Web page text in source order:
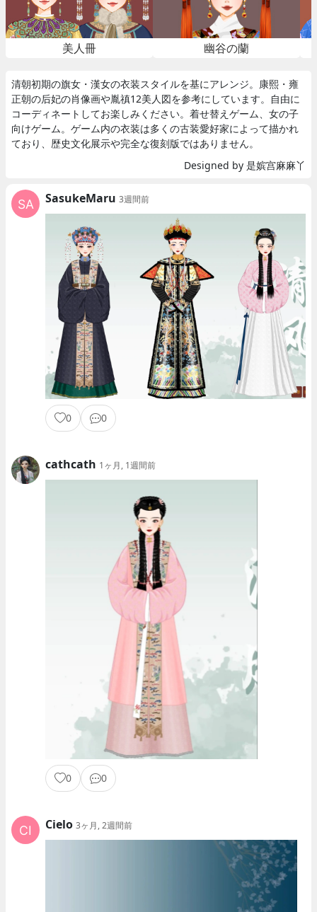
美人冊 幽谷の蘭
清朝初期の旗女・漢女の衣装スタイルを基にアレンジ。康熙・雍
正朝の后妃の肖像画や胤禛12美人図を参考にしています。自由に
コーディネートしてお楽しみください。着せ替えゲーム、女の子
向けゲーム。ゲーム内の衣装は多くの古装愛好家によって描かれ
ており、歴史文化展示や完全な復刻版ではありません。
Designed by 是嫔宫麻麻丫
SasukeMaru 3週間前
0 0
cathcath 1ヶ月, 1週間前
0 0
Cielo 3ヶ月, 2週間前